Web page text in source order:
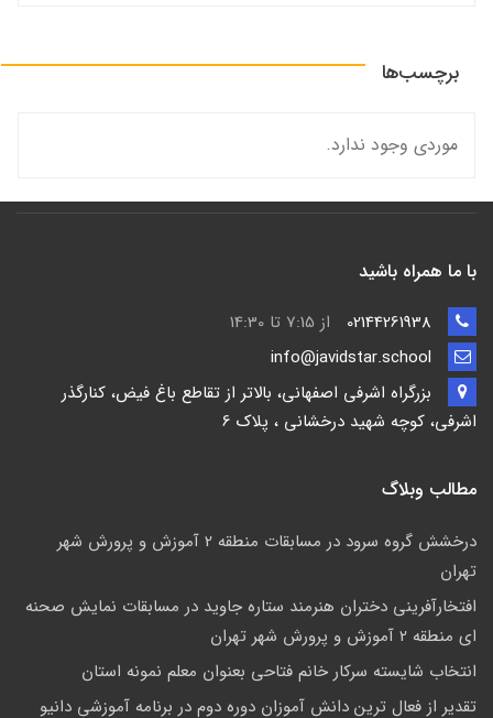
برچسب‌ها
موردی وجود ندارد.
با ما همراه باشید
از 7:15 تا 14:30
بزرگراه اشرفی اصفهانی، بالاتر از تقاطع باغ فیض، کنارگذر
اشرفی، کوچه شهید درخشانی ، پلاک 6
مطالب وبلاگ
درخشش گروه سرود در مسابقات منطقه 2 آموزش و پرورش شهر
تهران
افتخارآفرینی دختران هنرمند ستاره جاوید در مسابقات نمایش صحنه
ای منطقه 2 آموزش و پرورش شهر تهران
انتخاب شایسته سرکار خانم فتاحی بعنوان معلم نمونه استان
تقدیر از فعال ترین دانش آموزان دوره دوم در برنامه آموزشی دانیو